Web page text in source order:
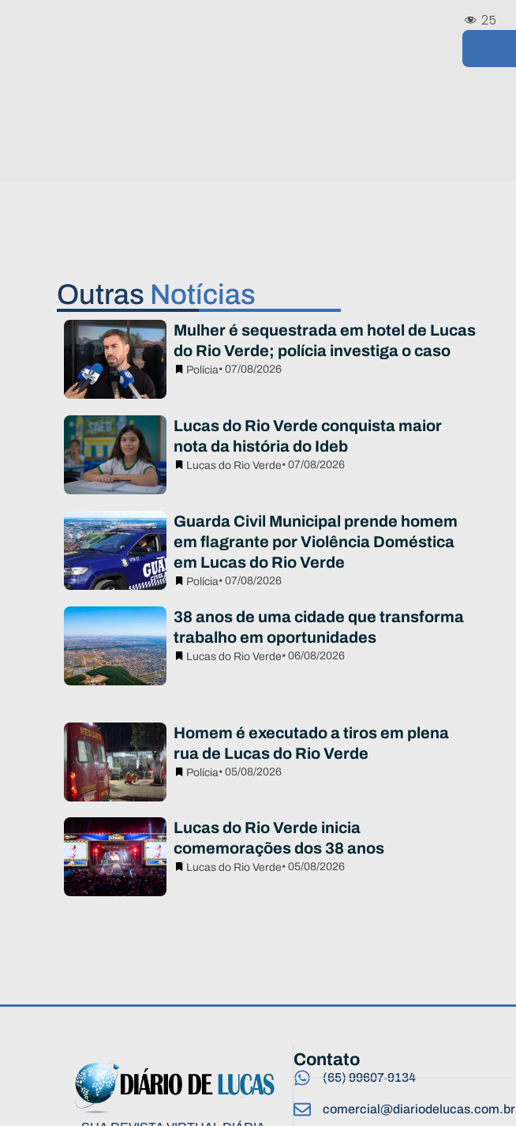
25
Outras Notícias
Mulher é sequestrada em hotel de Lucas
do Rio Verde; polícia investiga o caso
Polícia• 07/08/2026
Lucas do Rio Verde conquista maior
nota da história do Ideb
Lucas do Rio Verde• 07/08/2026
Guarda Civil Municipal prende homem
em flagrante por Violência Doméstica
em Lucas do Rio Verde
Polícia• 07/08/2026
38 anos de uma cidade que transforma
trabalho em oportunidades
Lucas do Rio Verde• 06/08/2026
Homem é executado a tiros em plena
rua de Lucas do Rio Verde
Polícia• 05/08/2026
Lucas do Rio Verde inicia
comemorações dos 38 anos
Lucas do Rio Verde• 05/08/2026
Contato
(65) 99607-9134
comercial@diariodelucas.com.br